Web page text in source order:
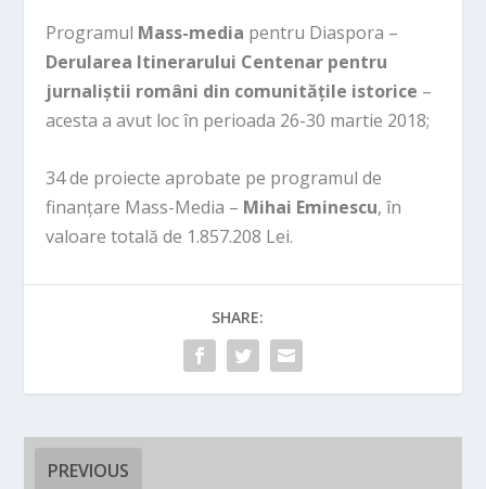
Programul Mass-media pentru Diaspora –
Derularea Itinerarului Centenar pentru
jurnaliștii români din comunitățile istorice –
acesta a avut loc în perioada 26-30 martie 2018;
34 de proiecte aprobate pe programul de
finanțare Mass-Media – Mihai Eminescu, în
valoare totală de 1.857.208 Lei.
SHARE:
PREVIOUS